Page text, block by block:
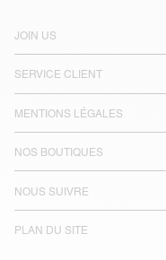
JOIN US
SERVICE CLIENT
MENTIONS LÉGALES
NOS BOUTIQUES
NOUS SUIVRE
PLAN DU SITE